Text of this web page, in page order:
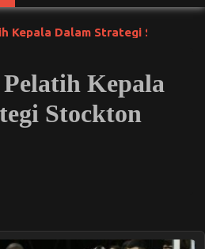
Kepala Dalam Strategi Stockton
Kepala
Stockton